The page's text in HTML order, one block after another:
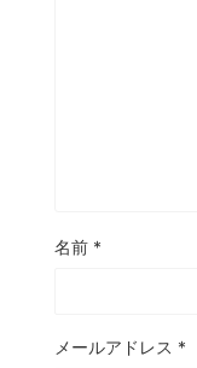
名前 *
メールアドレス *